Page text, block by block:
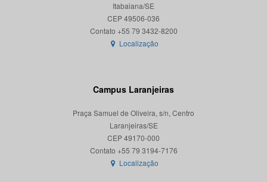
Itabaiana/SE
CEP 49506-036
Localização
Campus Laranjeiras
Praça Samuel de Oliveira, s/n, Centro
Laranjeiras/SE
CEP 49170-000
Localização